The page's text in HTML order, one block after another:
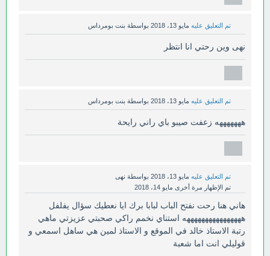
تم التعليق عليه مايو 13، 2018 بواسطة بنت بومرداس
نهى وين رحتي انا انتظر
تم التعليق عليه مايو 13، 2018 بواسطة بنت بومرداس
هههههههه زعفت صيبو باي راني رايحة
تم التعليق عليه مايو 13، 2018 بواسطة نهى
تم الإظهار مرة أخرى مايو 14، 2018
هاني هنا رحت نفتح الباب لبابا برك ايا نعطيك سؤال يفلفل
ههههههههههههههههه استناي نخمم راكي صحبتي عزيزتي ماهي
رتبة الاستاذ خالد في الموقع و الاستاذ لمين هي ساهل اسمعي و
قوليلي انت اما شعبة